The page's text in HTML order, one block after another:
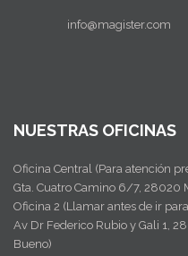
info@magister.com
NUESTRAS OFICINAS
Oficina Central (Para atención
Gta. Cuatro Camino 6/7, 28020
Oficina 2 (Llamar antes de ir
Av Dr Federico Rubio y Gali 1,
Bueno)